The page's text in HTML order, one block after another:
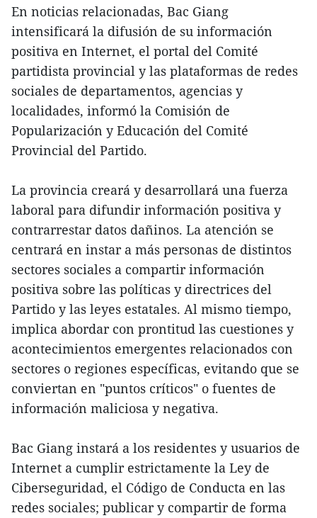
En noticias relacionadas, Bac Giang
intensificará la difusión de su información
positiva en Internet, el portal del Comité
partidista provincial y las plataformas de redes
sociales de departamentos, agencias y
localidades, informó la Comisión de
Popularización y Educación del Comité
Provincial del Partido.
La provincia creará y desarrollará una fuerza
laboral para difundir información positiva y
contrarrestar datos dañinos. La atención se
centrará en instar a más personas de distintos
sectores sociales a compartir información
positiva sobre las políticas y directrices del
Partido y las leyes estatales. Al mismo tiempo,
implica abordar con prontitud las cuestiones y
acontecimientos emergentes relacionados con
sectores o regiones específicas, evitando que se
conviertan en "puntos críticos" o fuentes de
información maliciosa y negativa.
Bac Giang instará a los residentes y usuarios de
Internet a cumplir estrictamente la Ley de
Ciberseguridad, el Código de Conducta en las
redes sociales; publicar y compartir de forma